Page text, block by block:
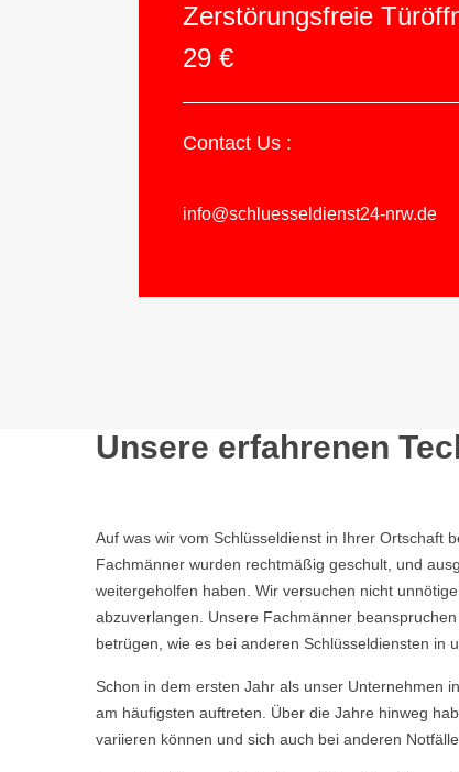
Zerstörungsfreie
29 €
Contact Us :
info@schluesseldienst24-nrw.de
Unsere erfahrenen
Auf was wir vom Schlüsseldienst in Ihrer Ortschaft
Fachmänner wurden rechtmäßig geschult, und
weitergeholfen haben. Wir versuchen nicht
abzuverlangen. Unsere Fachmänner
betrügen, wie es bei anderen Schlüsseldiensten in
Schon in dem ersten Jahr als unser Unternehmen
am häufigsten auftreten. Über die Jahre hinweg
variieren können und sich auch bei anderen